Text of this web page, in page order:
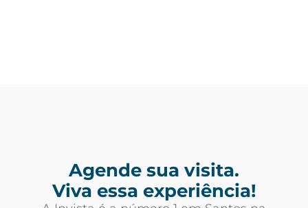
Agende sua visita.
Viva essa experiência!